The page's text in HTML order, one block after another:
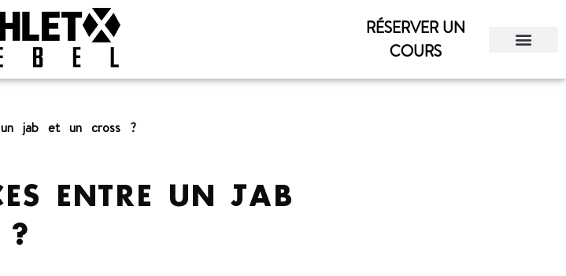
RÉSERVER UN
COURS
un jab et un cross ?
ENTRE UN JAB
?